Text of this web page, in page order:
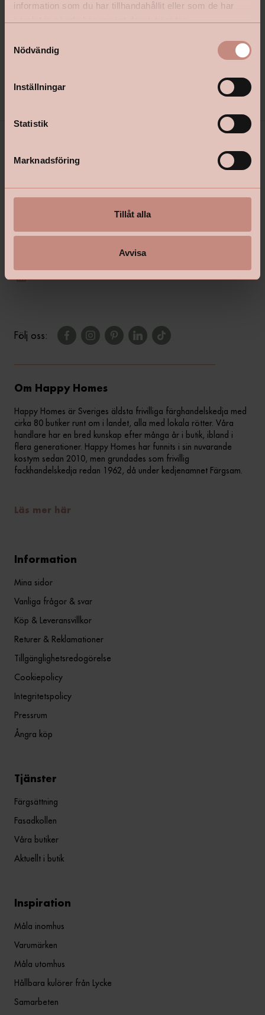
information som du har tillhandahållit eller som de har
Nödvändig
Inställningar
Statistik
Marknadsföring
Tillåt alla
Avvisa
Pigmenterad
129 kr
shop@happyhomes.se
Vanliga frågor & svar
Kontakta din butik
Följ oss:
Om Happy Homes
Happy Homes är Sveriges äldsta frivilliga färghandelskedja med
cirka 80 butiker runt om i landet, alla med lokala rötter. Våra
handlare har en bred kunskap efter många år i butik, ibland i
flera generationer. Happy Homes har funnits i sin nuvarande
kostym sedan 2010, men grundades som frivillig
fackhandelskedja redan 1962, då under kedjenamnet Färgsam.
Läs mer här
Information
Mina sidor
Vanliga frågor & svar
Köp & Leveransvillkor
Returer & Reklamationer
Tillgänglighetsredogörelse
Cookiepolicy
Integritetspolicy
Pressrum
Ångra köp
Tjänster
Färgsättning
Fasadkollen
Våra butiker
Aktuellt i butik
Inspiration
Måla inomhus
Varumärken
Måla utomhus
Hållbara kulörer från Lycke
Samarbeten